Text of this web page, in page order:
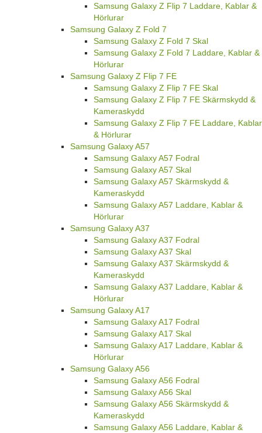
Samsung Galaxy Z Flip 7 Laddare, Kablar &
Hörlurar
Samsung Galaxy Z Fold 7
Samsung Galaxy Z Fold 7 Skal
Samsung Galaxy Z Fold 7 Laddare, Kablar &
Hörlurar
Samsung Galaxy Z Flip 7 FE
Samsung Galaxy Z Flip 7 FE Skal
Samsung Galaxy Z Flip 7 FE Skärmskydd &
Kameraskydd
Samsung Galaxy Z Flip 7 FE Laddare, Kablar
& Hörlurar
Samsung Galaxy A57
Samsung Galaxy A57 Fodral
Samsung Galaxy A57 Skal
Samsung Galaxy A57 Skärmskydd &
Kameraskydd
Samsung Galaxy A57 Laddare, Kablar &
Hörlurar
Samsung Galaxy A37
Samsung Galaxy A37 Fodral
Samsung Galaxy A37 Skal
Samsung Galaxy A37 Skärmskydd &
Kameraskydd
Samsung Galaxy A37 Laddare, Kablar &
Hörlurar
Samsung Galaxy A17
Samsung Galaxy A17 Fodral
Samsung Galaxy A17 Skal
Samsung Galaxy A17 Laddare, Kablar &
Hörlurar
Samsung Galaxy A56
Samsung Galaxy A56 Fodral
Samsung Galaxy A56 Skal
Samsung Galaxy A56 Skärmskydd &
Kameraskydd
Samsung Galaxy A56 Laddare, Kablar &